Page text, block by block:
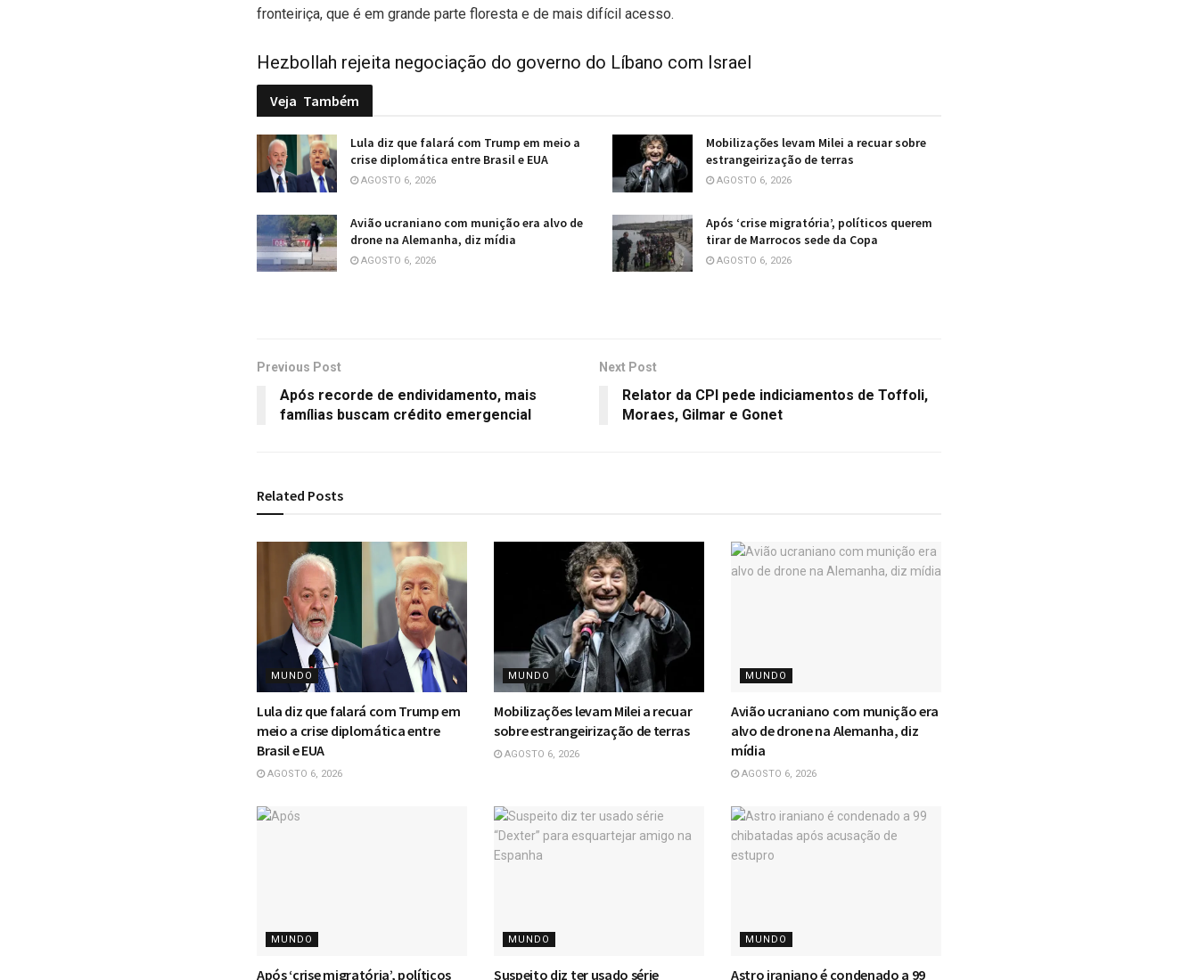
fronteiriça, que é em grande parte floresta e de mais difícil acesso.
Hezbollah rejeita negociação do governo do Líbano com Israel
Veja Também
Lula diz que falará com Trump em meio a
crise diplomática entre Brasil e EUA
AGOSTO 6, 2026
Mobilizações levam Milei a recuar sobre
estrangeirização de terras
AGOSTO 6, 2026
Avião ucraniano com munição era alvo de
drone na Alemanha, diz mídia
AGOSTO 6, 2026
Após ‘crise migratória’, políticos querem
tirar de Marrocos sede da Copa
AGOSTO 6, 2026
Previous Post
Após recorde de endividamento, mais
famílias buscam crédito emergencial
Next Post
Relator da CPI pede indiciamentos de Toffoli,
Moraes, Gilmar e Gonet
Related Posts
MUNDO
Lula diz que falará com Trump em
meio a crise diplomática entre
Brasil e EUA
AGOSTO 6, 2026
MUNDO
Mobilizações levam Milei a recuar
sobre estrangeirização de terras
AGOSTO 6, 2026
MUNDO
Avião ucraniano com munição era
alvo de drone na Alemanha, diz
mídia
AGOSTO 6, 2026
MUNDO
Após ‘crise migratória’, políticos
MUNDO
Suspeito diz ter usado série
MUNDO
Astro iraniano é condenado a 99